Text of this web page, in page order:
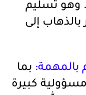
وهو تسليم
بالذهاب إلى
بالمهمة: بما
كبيرة